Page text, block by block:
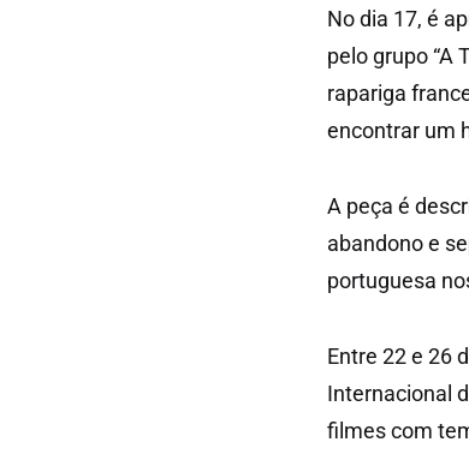
No dia 17, é
pelo grupo “A
rapariga
encontrar um
A peça é
abandono e
portuguesa
Entre 22 e 26
Internacional
filmes com